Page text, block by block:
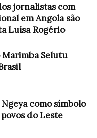
jornalistas com
em Angola são
Luísa Rogério
Selutu
como símbolo
do Leste